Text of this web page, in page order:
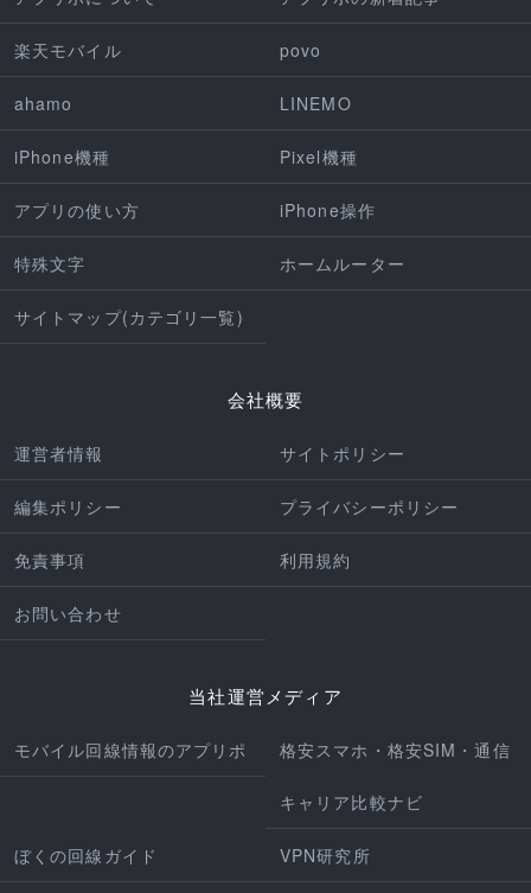
楽天モバイル povo
ahamo LINEMO
iPhone機種 Pixel機種
アプリの使い方 iPhone操作
特殊文字 ホームルーター
サイトマップ(カテゴリ一覧)
会社概要
運営者情報 サイトポリシー
編集ポリシー プライバシーポリシー
免責事項 利用規約
お問い合わせ
当社運営メディア
モバイル回線情報のアプリポ 格安スマホ・格安SIM・通信
キャリア比較ナビ
ぼくの回線ガイド VPN研究所